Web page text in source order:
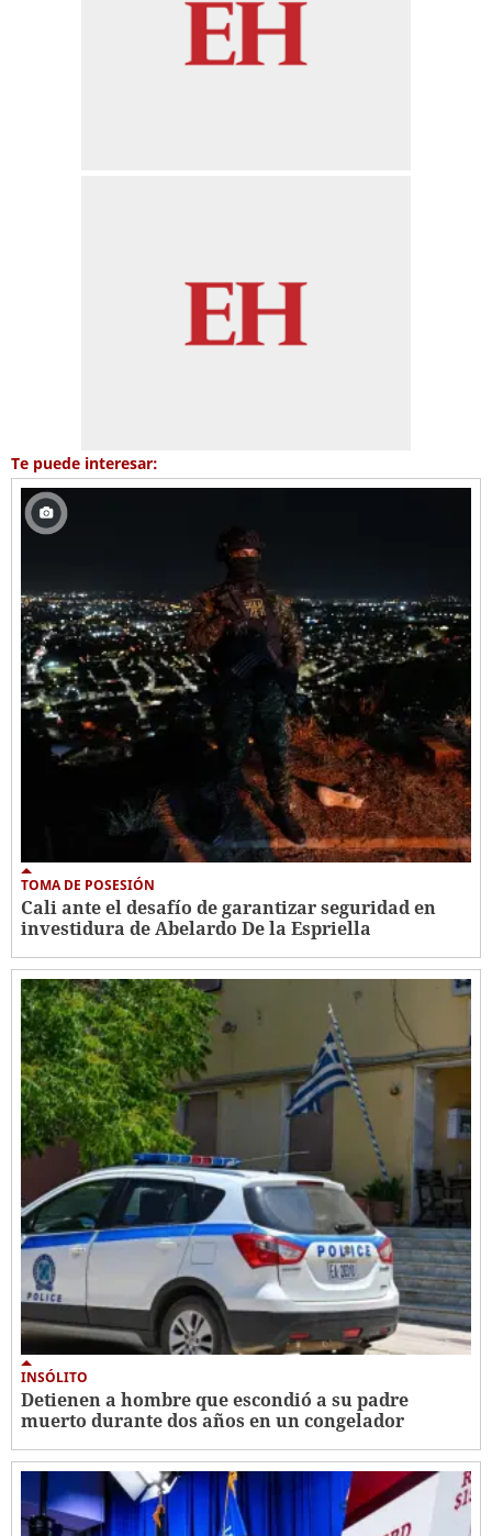
Te puede interesar:
TOMA DE POSESIÓN
Cali ante el desafío de garantizar seguridad en
investidura de Abelardo De la Espriella
INSÓLITO
Detienen a hombre que escondió a su padre
muerto durante dos años en un congelador